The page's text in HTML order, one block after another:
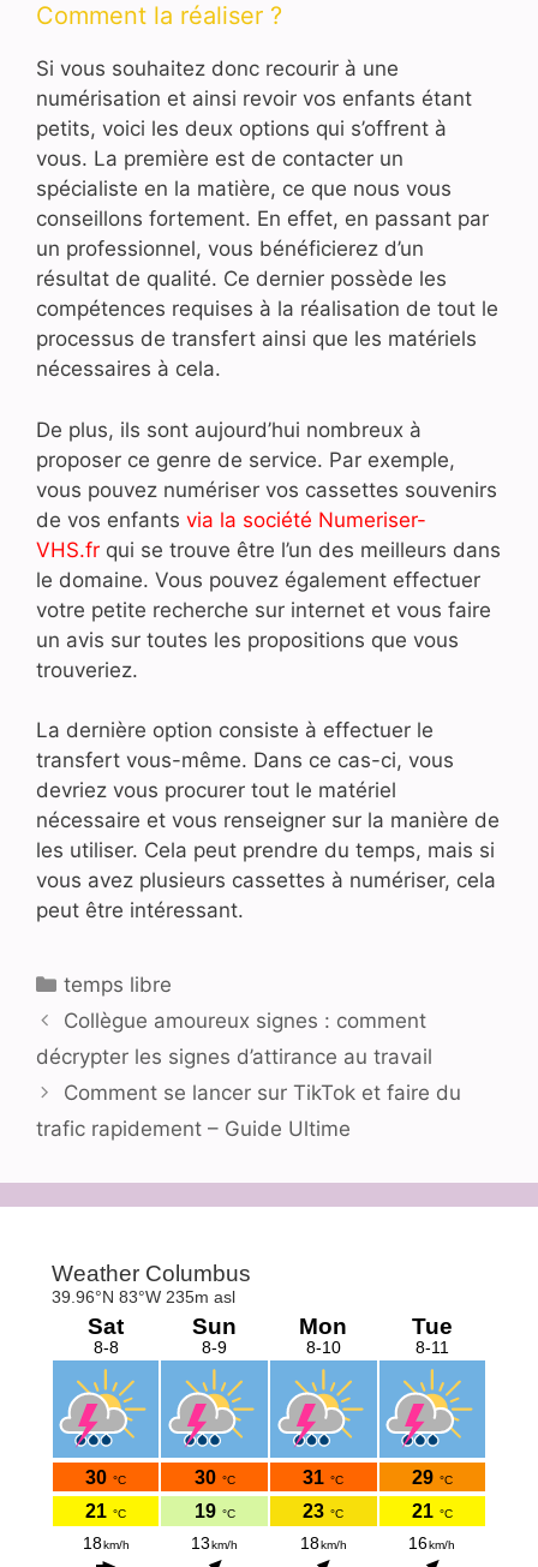
Comment la réaliser ?
Si vous souhaitez donc recourir à une
numérisation et ainsi revoir vos enfants étant
petits, voici les deux options qui s’offrent à
vous. La première est de contacter un
spécialiste en la matière, ce que nous vous
conseillons fortement. En effet, en passant par
un professionnel, vous bénéficierez d’un
résultat de qualité. Ce dernier possède les
compétences requises à la réalisation de tout le
processus de transfert ainsi que les matériels
nécessaires à cela.
De plus, ils sont aujourd’hui nombreux à
proposer ce genre de service. Par exemple,
vous pouvez numériser vos cassettes souvenirs
de vos enfants via la société Numeriser-
VHS.fr qui se trouve être l’un des meilleurs dans
le domaine. Vous pouvez également effectuer
votre petite recherche sur internet et vous faire
un avis sur toutes les propositions que vous
trouveriez.
La dernière option consiste à effectuer le
transfert vous-même. Dans ce cas-ci, vous
devriez vous procurer tout le matériel
nécessaire et vous renseigner sur la manière de
les utiliser. Cela peut prendre du temps, mais si
vous avez plusieurs cassettes à numériser, cela
peut être intéressant.
Catégories
temps libre
Collègue amoureux signes : comment
décrypter les signes d’attirance au travail
Comment se lancer sur TikTok et faire du
trafic rapidement – Guide Ultime